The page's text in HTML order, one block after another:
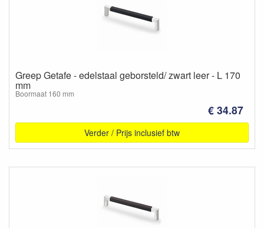
Greep Getafe - edelstaal geborsteld/ zwart leer - L 170
mm
Boormaat 160 mm
€ 34.87
Verder / Prijs inclusief btw